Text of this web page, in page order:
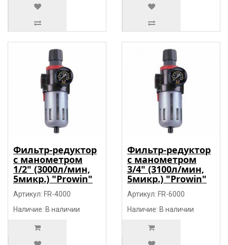
Фильтр-редуктор
с манометром
1/2" (3000л/мин,
5микр.) "Prowin"
Артикул: FR-4000
Наличие: В наличии
Фильтр-редуктор
с манометром
3/4" (3100л/мин,
5микр.) "Prowin"
Артикул: FR-6000
Наличие: В наличии